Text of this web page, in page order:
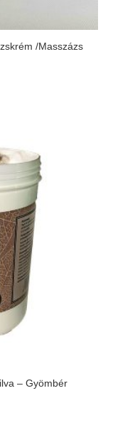
/Masszázs
– Gyömbér